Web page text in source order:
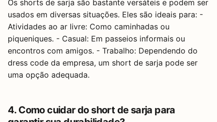
Os shorts de sarja são bastante versáteis e podem ser
usados em diversas situações. Eles são ideais para: -
Atividades ao ar livre: Como caminhadas ou
piqueniques. - Casual: Em passeios informais ou
encontros com amigos. - Trabalho: Dependendo do
dress code da empresa, um short de sarja pode ser
uma opção adequada.
4. Como cuidar do short de sarja para